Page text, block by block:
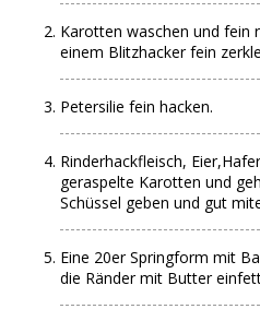
Karotten waschen und fein
einem Blitzhacker fein
Petersilie fein hacken.
Rinderhackfleisch,
geraspelte Karotten und
Schüssel geben und gut
Eine 20er Springform mit
die Ränder mit Butter